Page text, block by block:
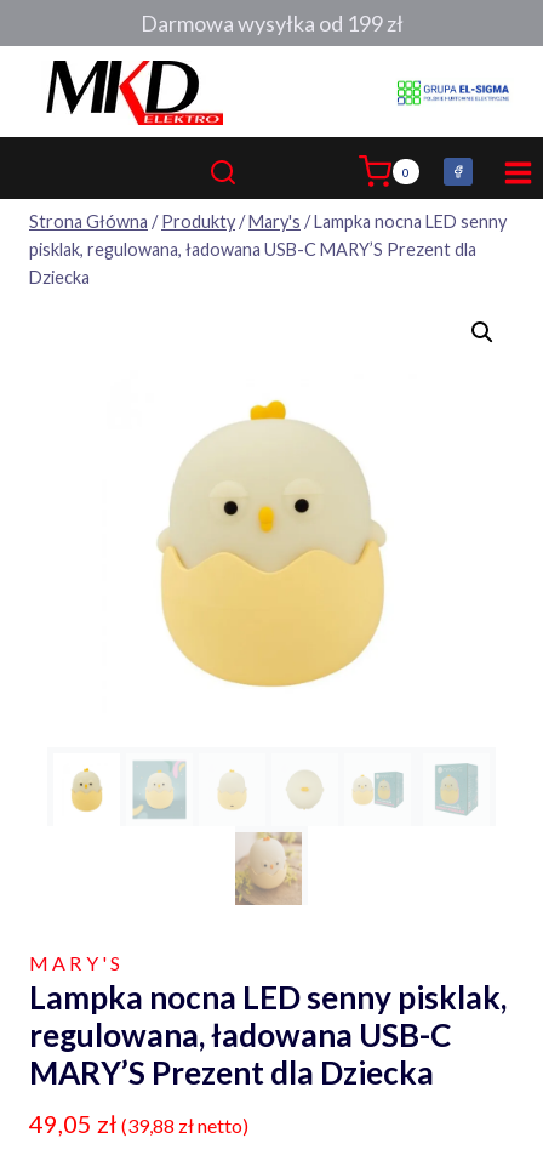
do
0
Strona Główna / Produkty/Mary's /Lampka nocna LED senny
pisklak, regulowana, ładowana USB-C MARY’S Prezent dla
Dziecka
MARY'S
Lampka nocna LED senny pisklak,
regulowana, ładowana USB-C
MARY’S Prezent dla Dziecka
49,05 zł (39,88 złnetto)
Darmowa wysyłka od 199 zł